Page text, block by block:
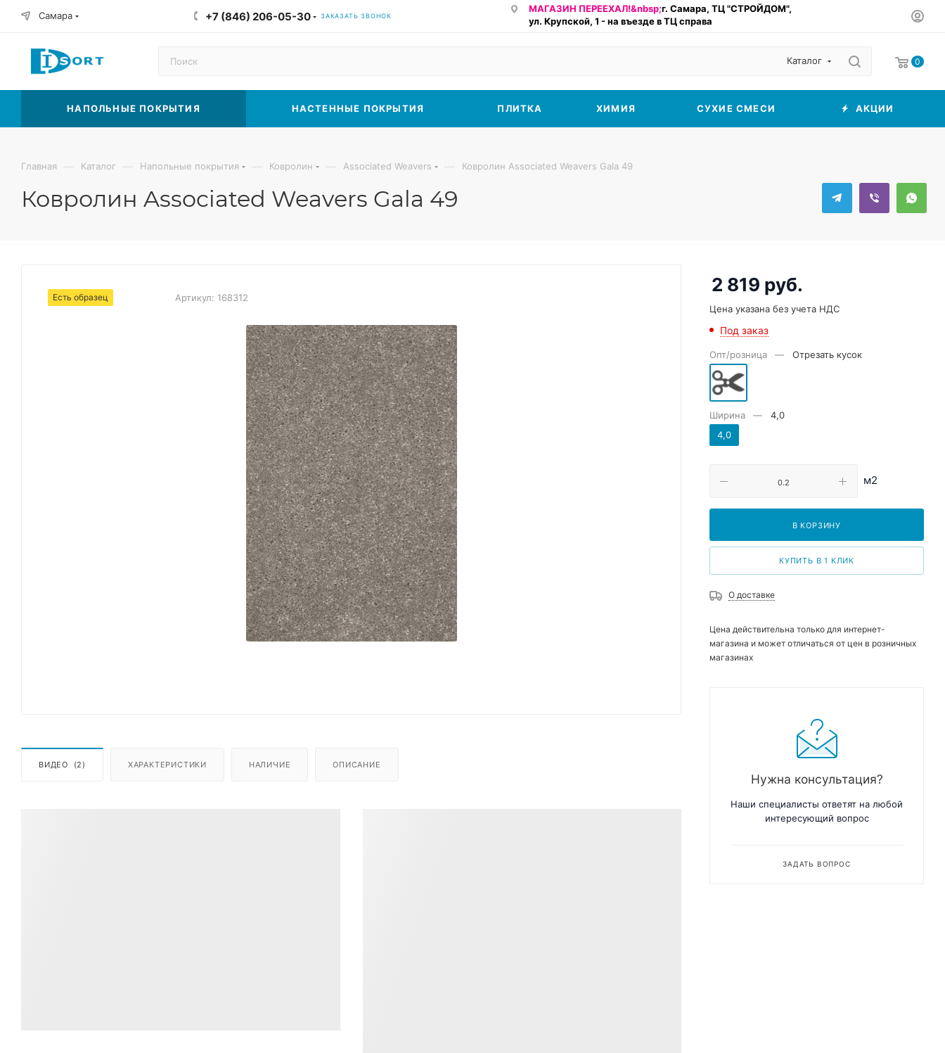
Самара +7 (846) 206-05-30 ЗАКАЗАТЬ ЗВОНОК
МАГАЗИН ПЕРЕЕХАЛ!&nbsp;г. Самара, ТЦ "СТРОЙДОМ",
ул. Крупской, 1 - на въезде в ТЦ справа
Каталог 0
НАПОЛЬНЫЕ ПОКРЫТИЯ НАСТЕННЫЕ ПОКРЫТИЯ ПЛИТКА ХИМИЯ СУХИЕ СМЕСИ АКЦИИ
Главная — Каталог — Напольные покрытия — Ковролин — Associated Weavers — Ковролин Associated Weavers Gala 49
Ковролин Associated Weavers Gala 49
Есть образец Артикул: 168312
ВИДЕО (2) ХАРАКТЕРИСТИКИ НАЛИЧИЕ ОПИСАНИЕ
2 819 руб.
Цена указана без учета НДС
Под заказ
Опт/розница — Отрезать кусок
Ширина —
4,0
4,0
м2
В КОРЗИНУ
КУПИТЬ В 1 КЛИК
О доставке
Цена действительна только для интернет-
магазина и может отличаться от цен в розничных
магазинах
Нужна консультация?
Наши специалисты ответят на любой
интересующий вопрос
ЗАДАТЬ ВОПРОС